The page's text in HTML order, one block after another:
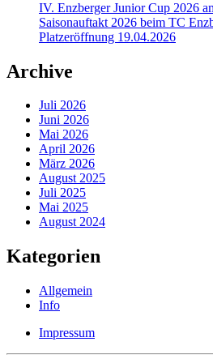
IV. Enzberger Junior Cup 2026
Saisonauftakt 2026 beim TC
Platzeröffnung 19.04.2026
Archive
Juli 2026
Juni 2026
Mai 2026
April 2026
März 2026
August 2025
Juli 2025
Mai 2025
August 2024
Kategorien
Allgemein
Info
Impressum